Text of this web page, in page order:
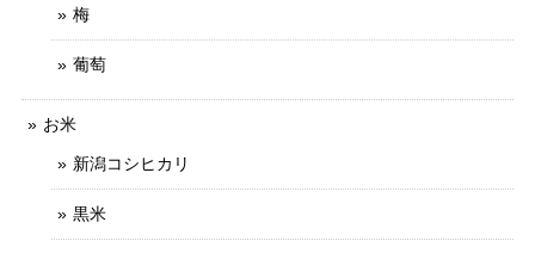
梅
葡萄
お米
新潟コシヒカリ
黒米